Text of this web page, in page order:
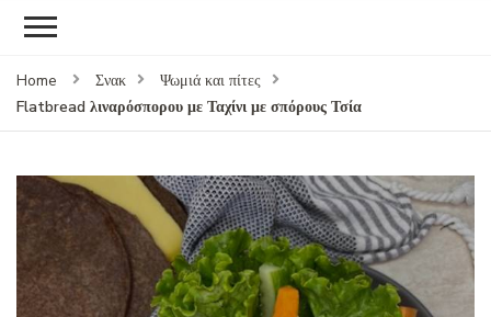
Home Σνακ
Ψωμιά και πίτες
Flatbread λιναρόσπορου με Ταχίνι με σπόρους Τσία